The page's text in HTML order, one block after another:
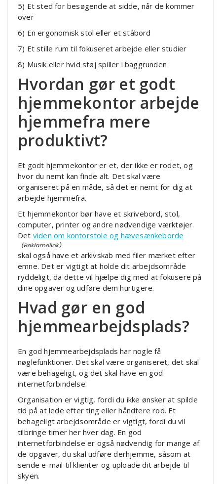
5) Et sted for besøgende at sidde, når de kommer
over
6) En ergonomisk stol eller et ståbord
7) Et stille rum til fokuseret arbejde eller studier
8) Musik eller hvid støj spiller i baggrunden
Hvordan gør et godt
hjemmekontor arbejde
hjemmefra mere
produktivt?
Et godt hjemmekontor er et, der ikke er rodet, og
hvor du nemt kan finde alt. Det skal være
organiseret på en måde, så det er nemt for dig at
arbejde hjemmefra.
Et hjemmekontor bør have et skrivebord, stol,
computer, printer og andre nødvendige værktøjer.
Det viden om kontorstole og hævesænkeborde
skal også have et arkivskab med filer mærket efter
emne. Det er vigtigt at holde dit arbejdsområde
ryddeligt, da dette vil hjælpe dig med at fokusere på
dine opgaver og udføre dem hurtigere.
Hvad gør en god
hjemmearbejdsplads?
En god hjemmearbejdsplads har nogle få
nøglefunktioner. Det skal være organiseret, det skal
være behageligt, og det skal have en god
internetforbindelse.
Organisation er vigtig, fordi du ikke ønsker at spilde
tid på at lede efter ting eller håndtere rod. Et
behageligt arbejdsområde er vigtigt, fordi du vil
tilbringe timer her hver dag. En god
internetforbindelse er også nødvendig for mange af
de opgaver, du skal udføre derhjemme, såsom at
sende e-mail til klienter og uploade dit arbejde til
skyen.